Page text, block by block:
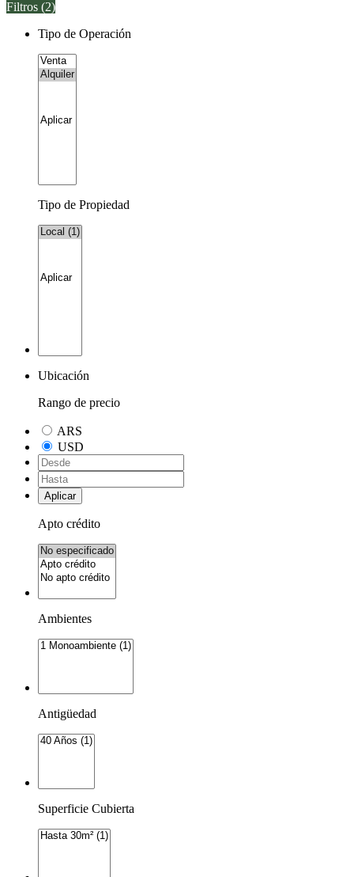
Filtros (2)
Tipo de Operación
Tipo de Propiedad
Ubicación
Rango de precio
ARS
USD
Aplicar
Apto crédito
Ambientes
Antigüedad
Superficie Cubierta